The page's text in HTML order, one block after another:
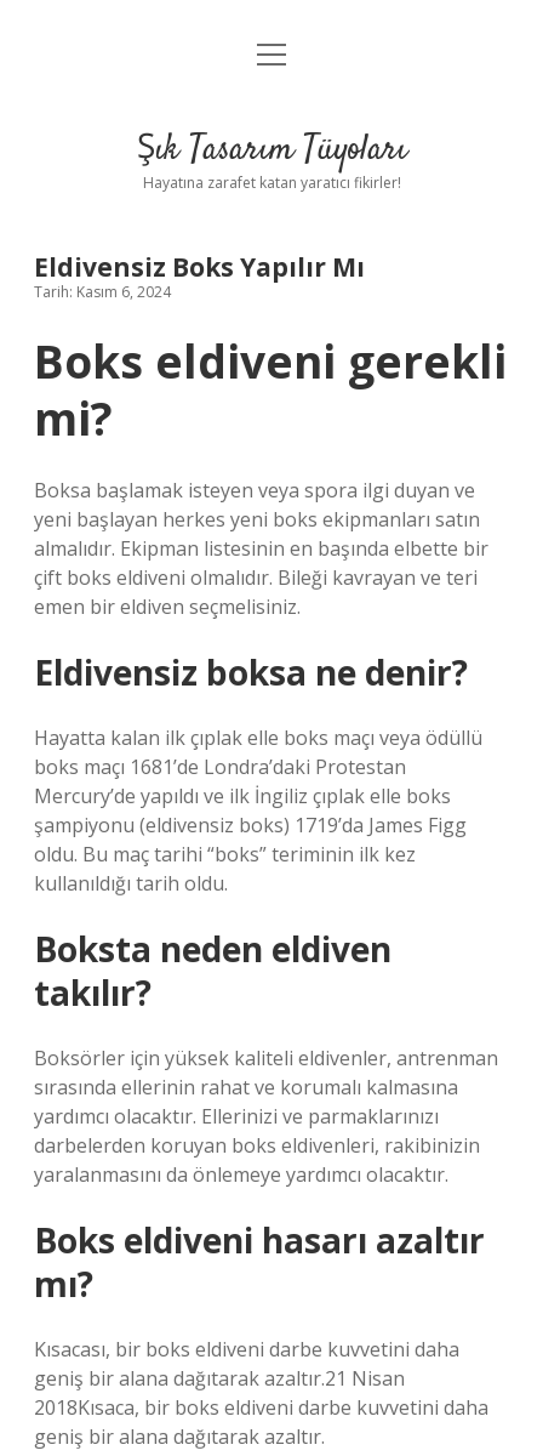
Anasayfa
Yasal Uyarı
menüyü
Şık Tasarım Tüyoları
Hayatına zarafet katan yaratıcı fikirler!
Eldivensiz Boks Yapılır Mı
Tarih: Kasım 6, 2024
Boks eldiveni gerekli
mi?
Boksa başlamak isteyen veya spora ilgi duyan ve
yeni başlayan herkes yeni boks ekipmanları satın
almalıdır. Ekipman listesinin en başında elbette bir
çift boks eldiveni olmalıdır. Bileği kavrayan ve teri
emen bir eldiven seçmelisiniz.
Eldivensiz boksa ne denir?
Hayatta kalan ilk çıplak elle boks maçı veya ödüllü
boks maçı 1681’de Londra’daki Protestan
Mercury’de yapıldı ve ilk İngiliz çıplak elle boks
şampiyonu (eldivensiz boks) 1719’da James Figg
oldu. Bu maç tarihi “boks” teriminin ilk kez
kullanıldığı tarih oldu.
Boksta neden eldiven
takılır?
Boksörler için yüksek kaliteli eldivenler, antrenman
sırasında ellerinin rahat ve korumalı kalmasına
yardımcı olacaktır. Ellerinizi ve parmaklarınızı
darbelerden koruyan boks eldivenleri, rakibinizin
yaralanmasını da önlemeye yardımcı olacaktır.
Boks eldiveni hasarı azaltır
mı?
Kısacası, bir boks eldiveni darbe kuvvetini daha
geniş bir alana dağıtarak azaltır.21 Nisan
2018Kısaca, bir boks eldiveni darbe kuvvetini daha
geniş bir alana dağıtarak azaltır.